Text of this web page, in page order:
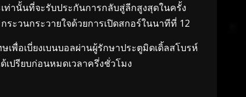
ท่านั้นที่จะรับประกันการกลับสู่ลีกสูงสุดในครั้ง
ะวนกระวายใจด้วยการเปิดสกอร์ในนาทีที่ 12
พื่อเบี่ยงเบนบอลผ่านผู้รักษาประตูมิดเดิ้ลสโบรห์
ปรียบก่อนหมดเวลาครึ่งชั่วโมง